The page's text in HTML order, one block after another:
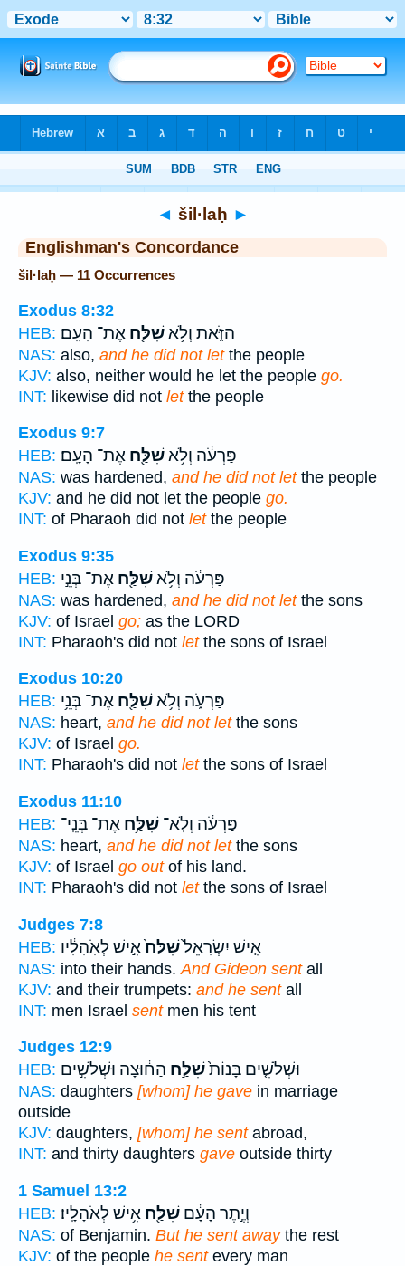
◄ šil·laḥ ►
Englishman's Concordance
šil·laḥ — 11 Occurrences
Exodus 8:32
HEB:
הַזֹּ֑את וְלֹ֥אשִׁלַּ֖ח אֶת־ הָעָֽם׃
NAS: also, and he did not letthe people
KJV: also, neither would he let the people go.
INT: likewise did not letthe people
Exodus 9:7
HEB:
פַּרְעֹ֔ה וְלֹ֥אשִׁלַּ֖ח אֶת־ הָעָֽם׃
NAS: was hardened, and he did not letthe people
KJV: and he did not let the people go.
INT: of Pharaoh did not letthe people
Exodus 9:35
HEB:
פַּרְעֹ֔ה וְלֹ֥אשִׁלַּ֖ח אֶת־ בְּנֵ֣י
NAS: was hardened, and he did not letthe sons
KJV: of Israel go; as the LORD
INT: Pharaoh's did not letthe sons of Israel
Exodus 10:20
HEB:
פַּרְעֹ֑ה וְלֹ֥אשִׁלַּ֖ח אֶת־ בְּנֵ֥י
NAS: heart, and he did not letthe sons
KJV: of Israel go.
INT: Pharaoh's did not letthe sons of Israel
Exodus 11:10
HEB:
פַּרְעֹ֔ה וְלֹֽא־ שִׁלַּ֥ח אֶת־ בְּנֵֽי־
NAS: heart, and he did not letthe sons
KJV: of Israel go outof his land.
INT: Pharaoh's did not letthe sons of Israel
Judges 7:8
HEB:
אִ֤ישׁ יִשְׂרָאֵל֙שִׁלַּח֙אִ֣ישׁ לְאֹֽהָלָ֔יו
NAS: into their hands. And Gideon sentall
KJV: and their trumpets: and he sentall
INT: men Israel sentmen his tent
Judges 12:9
HEB:
וּשְׁלֹשִׁ֤ים בָּנוֹת֙שִׁלַּ֣ח הַח֔וּצָה וּשְׁלֹשִׁ֣ים
NAS: daughters [whom] he gave in marriage
outside
KJV: daughters, [whom] he sentabroad,
INT: and thirty daughters gave outside thirty
1 Samuel 13:2
HEB:
וְיֶ֣תֶר הָעָ֔ם שִׁלַּ֖ח אִ֥ישׁ לְאֹהָלָֽיו׃
NAS: of Benjamin. But he sent awaythe rest
KJV: of the people he sentevery man